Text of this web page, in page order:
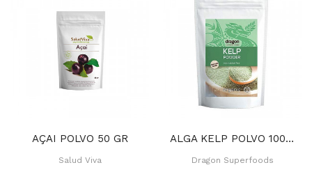
AÇAI POLVO 50 GR
Salud Viva
ALGA KELP POLVO 100 GR
Dragon Superfoods